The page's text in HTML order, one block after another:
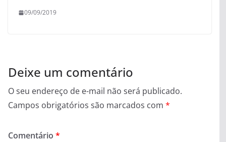
09/09/2019
Deixe um comentário
O seu endereço de e-mail não será publicado.
Campos obrigatórios são marcados com *
Comentário *